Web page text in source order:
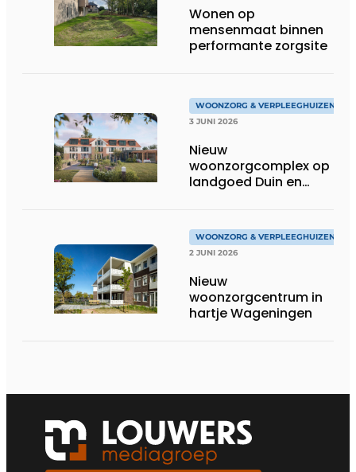
Wonen op
mensenmaat binnen
performante zorgsite
WOONZORG & VERPLEEGHUIZEN
3 JUNI 2026
Nieuw
woonzorgcomplex op
landgoed Duin en
WOONZORG & VERPLEEGHUIZEN
2 JUNI 2026
Nieuw
woonzorgcentrum in
hartje Wageningen